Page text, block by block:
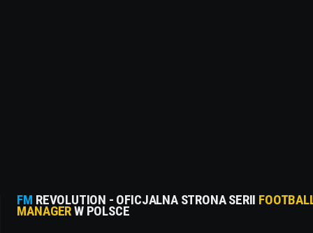
FM REVOLUTION - OFICJALNA STRONA SERII
MANAGERW POLSCE